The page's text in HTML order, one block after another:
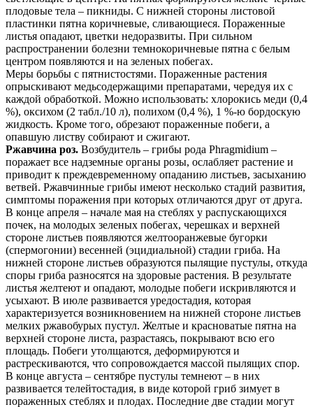
плодовые тела – пикниды. С нижней стороны листовой
пластинки пятна коричневые, сливающиеся. Пораженные
листья опадают, цветки недоразвиты. При сильном
распространении болезни темно­коричневые пятна с белым
центром появляются и на зеленых побегах.
Меры борьбы с пятнистостями. Пораженные растения
опрыскивают медьсодержащими препаратами, чередуя их с
каждой обработкой. Можно использовать: хлорокись меди (0,4
%), оксихом (2 табл./10 л), полихом (0,4 %), 1 %-ю бордоскую
жидкость. Кроме того, обрезают пораженные побеги, а
опавшую листву собирают и сжигают.
Ржавчина роз. Возбудитель – грибы рода Phragmidium –
поражает все надземные органы розы, ослабляет растение и
приводит к преждевременному опаданию листьев, засыханию
ветвей. Ржавчинные грибы имеют несколько стадий развития,
симптомы поражения при которых отличаются друг от друга.
В конце апреля – начале мая на стеблях у распускающихся
почек, на молодых зеленых побегах, черешках и верхней
стороне листьев появляются желто­оранжевые бугорки
(спермогонии) весенней (эцидиальной) стадии гриба. На
нижней стороне листьев образуются пылящие пустулы, откуда
споры гриба разносятся на здоровые растения. В результате
листья желтеют и опадают, молодые побеги искривляются и
усыхают. В июле развивается уредостадия, которая
характеризуется возникновением на нижней стороне листьев
мелких ржаво­бурых пустул. Желтые и красноватые пятна на
верхней стороне листа, разрастаясь, покрывают всю его
площадь. Побеги утолщаются, деформируются и
растрескиваются, что сопровождается массой пылящих спор.
В конце августа – сентябре пустулы темнеют – в них
развивается телейтостадия, в виде которой гриб зимует в
пораженных стеблях и плодах. Последние две стадии могут